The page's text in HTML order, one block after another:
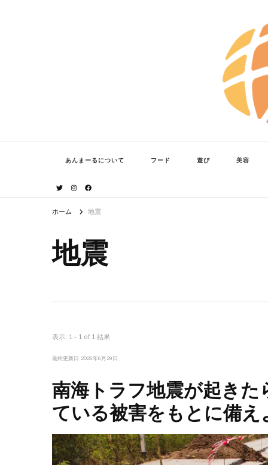
あんまーるについて フード 遊び 美容
ホーム 地震
地震
表示: 1 - 1 of 1 結果
最終更新日 2026年6月29日
南海トラフ地震が起き
ている被害をもとに備え